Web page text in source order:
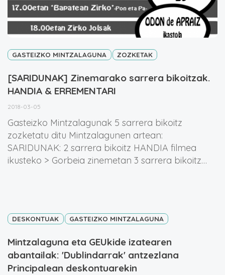
GASTEIZKO MINTZALAGUNA ZOZKETAK
[SARIDUNAK] Zinemarako sarrera bikoitzak.
HANDIA & ERREMENTARI
2018-03-05
Gasteizko Mintzalagunak 5 sarrera bikoitz
zozketatu ditu Mintzalagunen artean:
SARIDUNAK: 2 sarrera bikoitz HANDIA filmea
ikusteko > Gorbeia zinemetan 3 sarrera bikoitz…
DESKONTUAK GASTEIZKO MINTZALAGUNA
Mintzalaguna eta GEUkide izatearen
abantailak: 'Dublindarrak' antzezlana
Principalean deskontuarekin